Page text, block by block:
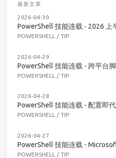
最新文章
2026-04-30
PowerShell 技能连载 - 2026 上
POWERSHELL / TIP
2026-04-29
PowerShell 技能连载 - 跨平台
POWERSHELL / TIP
2026-04-28
PowerShell 技能连载 - 配置即
POWERSHELL / TIP
2026-04-27
PowerShell 技能连载 -
POWERSHELL / TIP